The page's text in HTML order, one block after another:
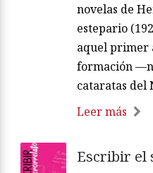
novelas de
estepario
aquel primer
formación
cataratas del
Leer más
Escribir el